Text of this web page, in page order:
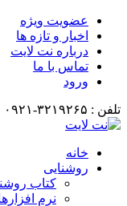
عضویت ویژه
اخبار و تازه ها
درباره نت لایت
تماس با ما
ورود
تلفن : ۳۲۱۹۲۶۵-۰۹۲۱
خانه
روشنایی
کتاب
نرم